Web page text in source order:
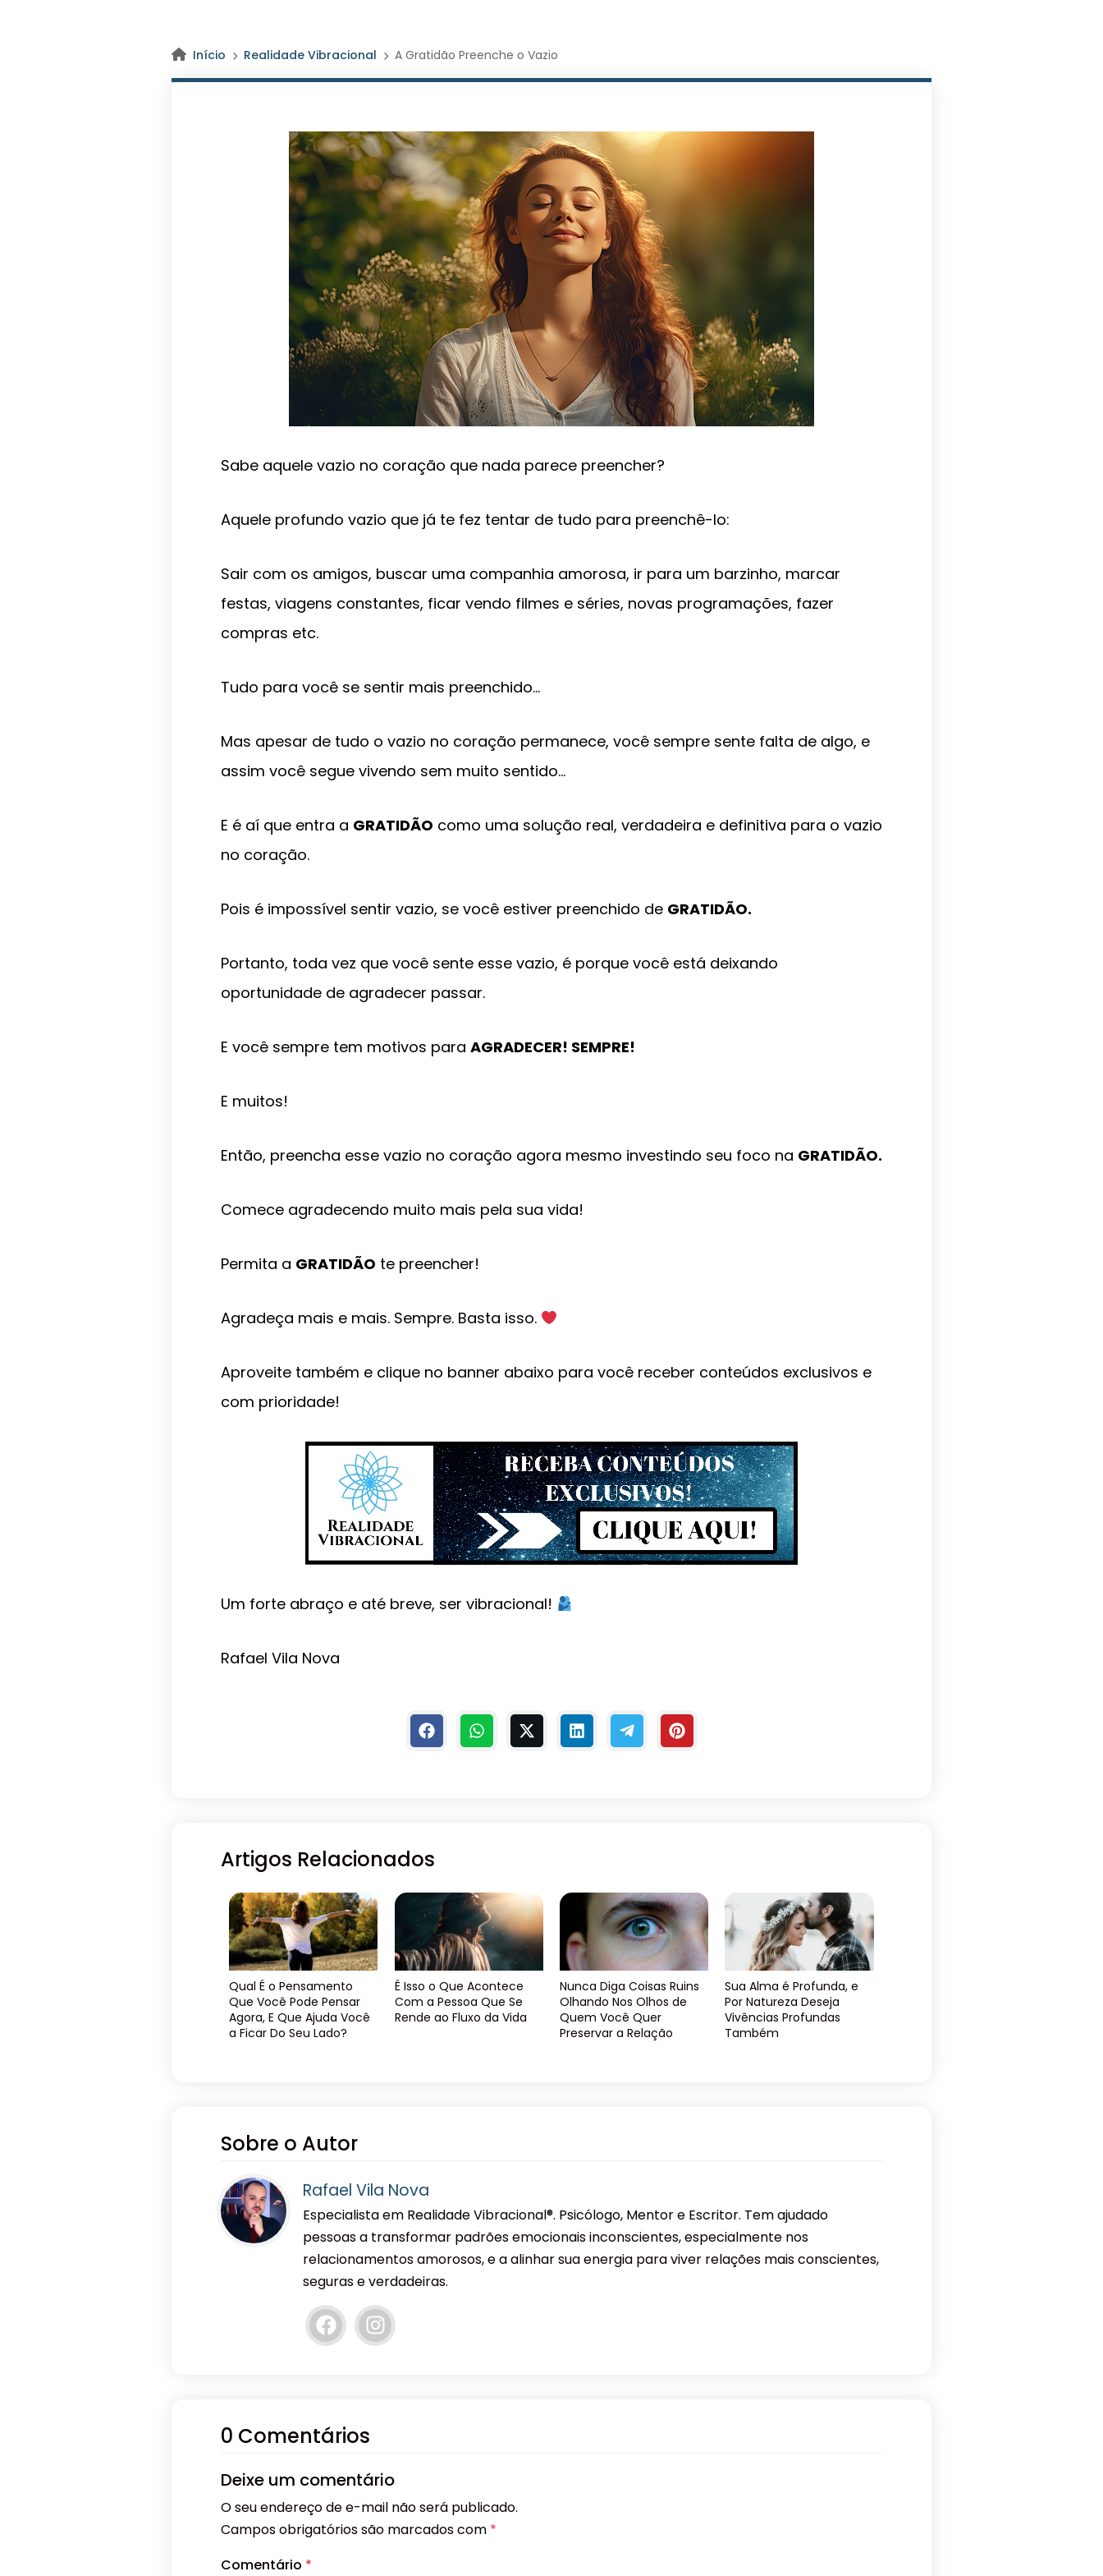
Início Realidade Vibracional A Gratidão Preenche o Vazio
Sabe aquele vazio no coração que nada parece preencher?
Aquele profundo vazio que já te fez tentar de tudo para preenchê-lo:
Sair com os amigos, buscar uma companhia amorosa, ir para um barzinho, marcar
festas, viagens constantes, ficar vendo filmes e séries, novas programações, fazer
compras etc.
Tudo para você se sentir mais preenchido…
Mas apesar de tudo o vazio no coração permanece, você sempre sente falta de algo, e
assim você segue vivendo sem muito sentido…
E é aí que entra a GRATIDÃO como uma solução real, verdadeira e definitiva para o vazio
no coração.
Pois é impossível sentir vazio, se você estiver preenchido de GRATIDÃO.
Portanto, toda vez que você sente esse vazio, é porque você está deixando
oportunidade de agradecer passar.
E você sempre tem motivos para AGRADECER! SEMPRE!
E muitos!
Então, preencha esse vazio no coração agora mesmo investindo seu foco na GRATIDÃO.
Comece agradecendo muito mais pela sua vida!
Permita a GRATIDÃO te preencher!
Agradeça mais e mais. Sempre. Basta isso.
Aproveite também e clique no banner abaixo para você receber conteúdos exclusivos e
com prioridade!
Um forte abraço e até breve, ser vibracional!
Rafael Vila Nova
Artigos Relacionados
Qual É o Pensamento
Que Você Pode Pensar
Agora, E Que Ajuda Você
a Ficar Do Seu Lado?
É Isso o Que Acontece
Com a Pessoa Que Se
Rende ao Fluxo da Vida
Nunca Diga Coisas Ruins
Olhando Nos Olhos de
Quem Você Quer
Preservar a Relação
Sua Alma é Profunda, e
Por Natureza Deseja
Vivências Profundas
Também
Sobre o Autor
Rafael Vila Nova
Especialista em Realidade Vibracional®. Psicólogo, Mentor e Escritor. Tem ajudado
pessoas a transformar padrões emocionais inconscientes, especialmente nos
relacionamentos amorosos, e a alinhar sua energia para viver relações mais conscientes,
seguras e verdadeiras.
0 Comentários
Deixe um comentário
O seu endereço de e-mail não será publicado.
Campos obrigatórios são marcados com *
Comentário *